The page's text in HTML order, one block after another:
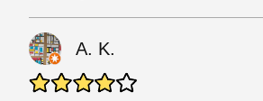
A. K.